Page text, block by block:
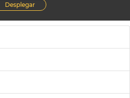
Desplegar